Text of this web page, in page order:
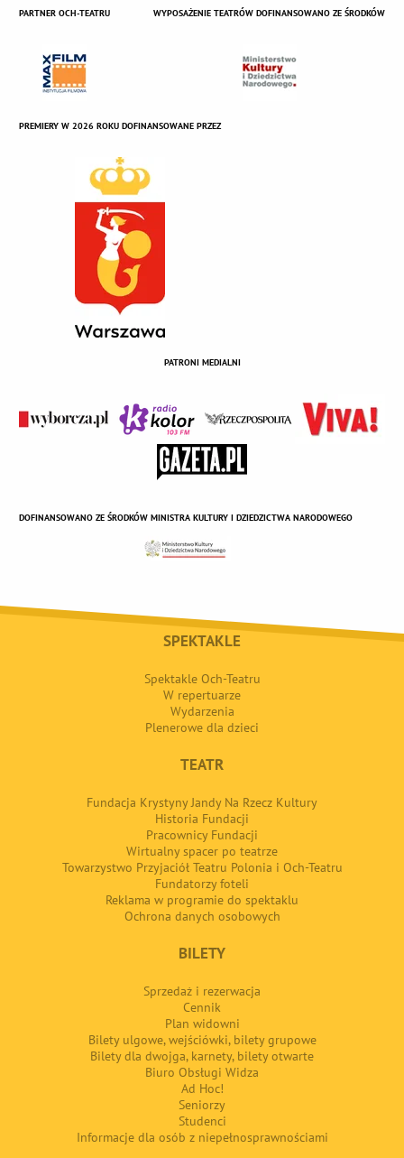
PARTNER OCH-TEATRU WYPOSAŻENIE TEATRÓW DOFINANSOWANO ZE ŚRODKÓW
PREMIERY W 2026 ROKU DOFINANSOWANE PRZEZ
PATRONI MEDIALNI
DOFINANSOWANO ZE ŚRODKÓW MINISTRA KULTURY I DZIEDZICTWA NARODOWEGO
SPEKTAKLE
Spektakle Och-Teatru
W repertuarze
Wydarzenia
Plenerowe dla dzieci
TEATR
Fundacja Krystyny Jandy Na Rzecz Kultury
Historia Fundacji
Pracownicy Fundacji
Wirtualny spacer po teatrze
Towarzystwo Przyjaciół Teatru Polonia i Och-Teatru
Fundatorzy foteli
Reklama w programie do spektaklu
Ochrona danych osobowych
BILETY
Sprzedaż i rezerwacja
Cennik
Plan widowni
Bilety ulgowe, wejściówki, bilety grupowe
Bilety dla dwojga, karnety, bilety otwarte
Biuro Obsługi Widza
Ad Hoc!
Seniorzy
Studenci
Informacje dla osób z niepełnosprawnościami